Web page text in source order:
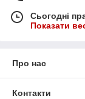
переважно
Сьогодні
Показати
Про нас
Контакти